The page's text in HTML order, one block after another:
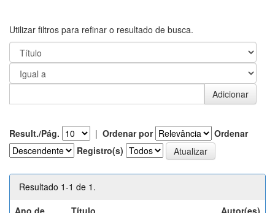
Utilizar filtros para refinar o resultado de busca.
Result./Pág. | Ordenar por
Ordenar
Registro(s)
Resultado 1-1 de 1.
Ano de
Título Autor(es)